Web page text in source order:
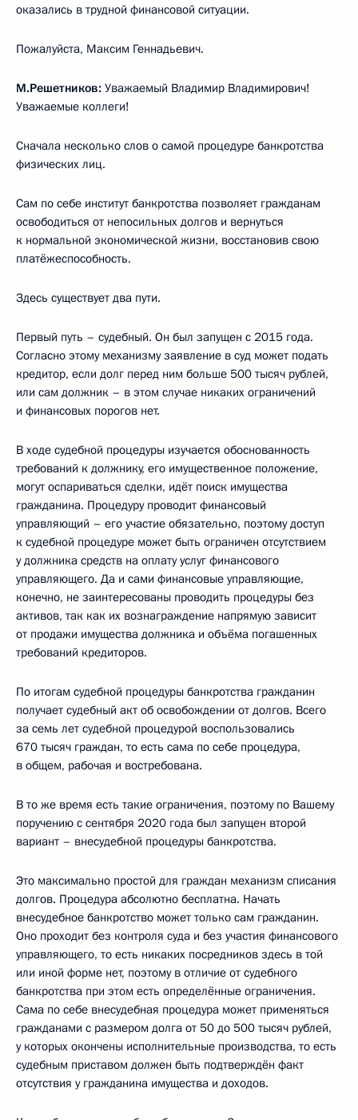
оказались в трудной финансовой ситуации.
Пожалуйста, Максим Геннадьевич.
М.Решетников: Уважаемый Владимир Владимирович!
Уважаемые коллеги!
Сначала несколько слов о самой процедуре банкротства
физических лиц.
Сам по себе институт банкротства позволяет гражданам
освободиться от непосильных долгов и вернуться
к нормальной экономической жизни, восстановив свою
платёжеспособность.
Здесь существует два пути.
Первый путь – судебный. Он был запущен с 2015 года.
Согласно этому механизму заявление в суд может подать
кредитор, если долг перед ним больше 500 тысяч рублей,
или сам должник – в этом случае никаких ограничений
и финансовых порогов нет.
В ходе судебной процедуры изучается обоснованность
требований к должнику, его имущественное положение,
могут оспариваться сделки, идёт поиск имущества
гражданина. Процедуру проводит финансовый
управляющий – его участие обязательно, поэтому доступ
к судебной процедуре может быть ограничен отсутствием
у должника средств на оплату услуг финансового
управляющего. Да и сами финансовые управляющие,
конечно, не заинтересованы проводить процедуры без
активов, так как их вознаграждение напрямую зависит
от продажи имущества должника и объёма погашенных
требований кредиторов.
По итогам судебной процедуры банкротства гражданин
получает судебный акт об освобождении от долгов. Всего
за семь лет судебной процедурой воспользовались
670 тысяч граждан, то есть сама по себе процедура,
в общем, рабочая и востребована.
В то же время есть такие ограничения, поэтому по Вашему
поручению с сентября 2020 года был запущен второй
вариант – внесудебной процедуры банкротства.
Это максимально простой для граждан механизм списания
долгов. Процедура абсолютно бесплатна. Начать
внесудебное банкротство может только сам гражданин.
Оно проходит без контроля суда и без участия финансового
управляющего, то есть никаких посредников здесь в той
или иной форме нет, поэтому в отличие от судебного
банкротства при этом есть определённые ограничения.
Сама по себе внесудебная процедура может применяться
гражданами с размером долга от 50 до 500 тысяч рублей,
у которых окончены исполнительные производства, то есть
судебным приставом должен быть подтверждён факт
отсутствия у гражданина имущества и доходов.